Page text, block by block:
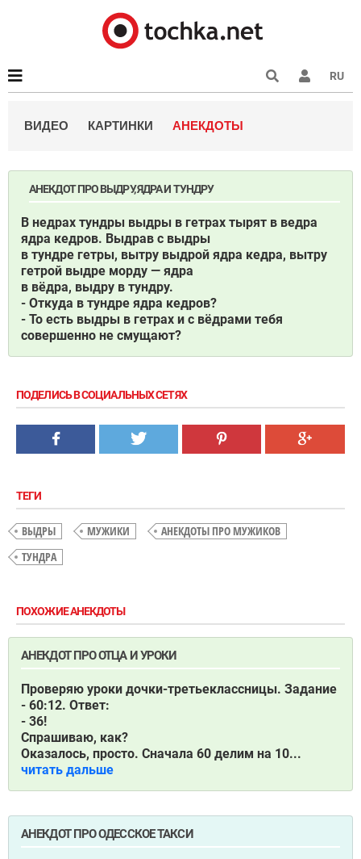
RU
ВИДЕО КАРТИНКИ АНЕКДОТЫ
АНЕКДОТ ПРО ВЫДРУ, ЯДРА И ТУНДРУ
В недрах тундры выдры в гетрах тырят в ведра
ядра кедров. Выдрав с выдры
в тундре гетры, вытру выдрой ядра кедра, вытру
гетрой выдре морду — ядра
в вёдра, выдру в тундру.
- Откуда в тундре ядра кедров?
- То есть выдры в гетрах и с вёдрами тебя
совершенно не смущают?
ПОДЕЛИСЬ В СОЦИАЛЬНЫХ СЕТЯХ
ТЕГИ
ВЫДРЫ МУЖИКИ
АНЕКДОТЫ ПРО МУЖИКОВ
ТУНДРА
ПОХОЖИЕ АНЕКДОТЫ
АНЕКДОТ ПРО ОТЦА И УРОКИ
Проверяю уроки дочки-третьеклассницы. Задание
- 60:12. Ответ:
- 36!
Спрашиваю, как?
Оказалось, просто. Сначала 60 делим на 10...
читать дальше
АНЕКДОТ ПРО ОДЕССКОЕ ТАКСИ